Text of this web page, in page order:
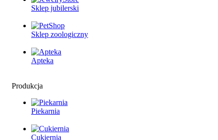
Sklep jubilerski
Sklep zoologiczny
Apteka
Produkcja
Piekarnia
Cukiernia